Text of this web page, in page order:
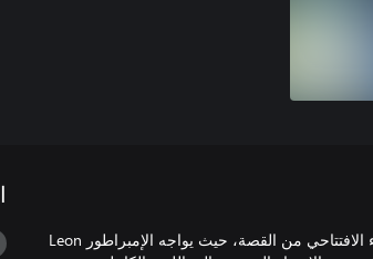
في الإصدار التجريبي، يمكن للاعبين الاستمتاع بالجزء الافتتاحي من القصة، حيث يواجه الإمبراطور Leon